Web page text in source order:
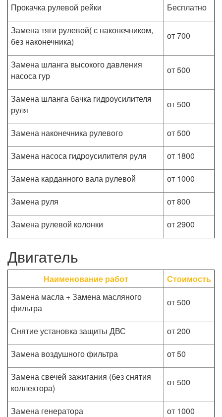
Прокачка рулевой рейки
Бесплатно
Замена тяги рулевой( с наконечником,
без наконечника)
от 700
Замена шланга высокого давления
насоса гур
от 500
Замена шланга бачка гидроусилителя
руля
от 500
Замена наконечника рулевого
от 500
Замена насоса гидроусилителя руля
от 1800
Замена карданного вала рулевой
от 1000
Замена руля
от 800
Замена рулевой колонки
от 2900
Двигатель
Наименование работ
Стоимость
Замена масла + Замена масляного
фильтра
от 500
Снятие установка защиты ДВС
от 200
Замена воздушного фильтра
от 50
Замена свечей зажигания (без снятия
коллектора)
от 500
Замена генератора
от 1000